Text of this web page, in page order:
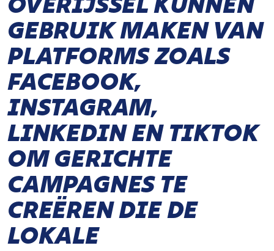
GEBRUIK MAKEN VAN
PLATFORMS ZOALS
FACEBOOK,
INSTAGRAM,
LINKEDIN EN TIKTOK
OM GERICHTE
CAMPAGNES TE
CREËREN DIE DE
LOKALE